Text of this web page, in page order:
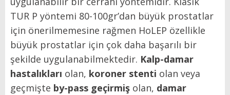
TUR P yöntemi 80-100gr’dan büyük prostatlar
için önerilmemesine rağmen HoLEP özellikle
büyük prostatlar için çok daha başarılı bir
şekilde uygulanabilmektedir. Kalp-damar
hastalıkları olan, koroner stenti olan veya
geçmişte by-pass geçirmiş olan, damar